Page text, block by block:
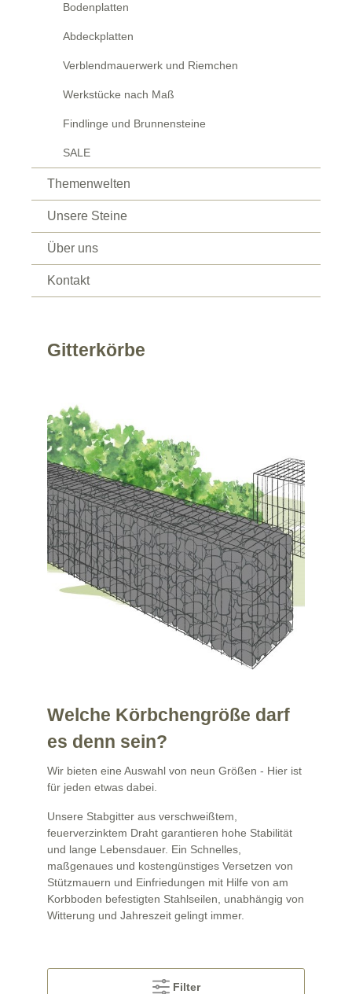
Bodenplatten
Abdeckplatten
Verblendmauerwerk und Riemchen
Werkstücke nach Maß
Findlinge und Brunnensteine
SALE
Themenwelten
Unsere Steine
Über uns
Kontakt
Gitterkörbe
Welche Körbchengröße darf
es denn sein?
Wir bieten eine Auswahl von neun Größen - Hier ist
für jeden etwas dabei.
Unsere Stabgitter aus verschweißtem,
feuerverzinktem Draht garantieren hohe Stabilität
und lange Lebensdauer. Ein Schnelles,
maßgenaues und kostengünstiges Versetzen von
Stützmauern und Einfriedungen mit Hilfe von am
Korbboden befestigten Stahlseilen, unabhängig von
Witterung und Jahreszeit gelingt immer.
Filter